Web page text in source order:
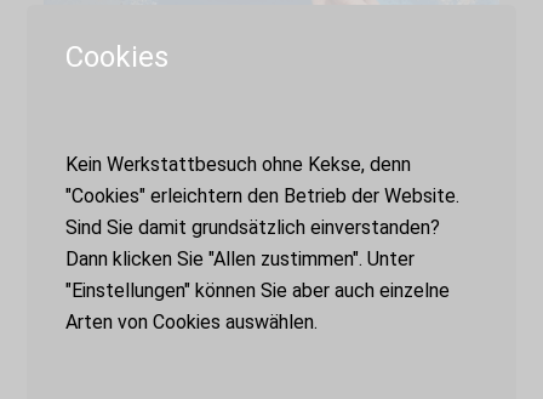
entwickelt habe, werden flügge. Sie sind
perfekt geeignet für Mitarbeiterevents, für
das Begleitprogramm von Tagungen oder
als eigenständige Fortbildungsveranstaltung
für Multiplikator*innen. Vielleicht fallen
Ihnen ja sogar noch ganz andere Anlässe
Cookies
Kein Werkstattbesuch ohne Kekse, denn
"Cookies" erleichtern den Betrieb der Website.
Sind Sie damit grundsätzlich einverstanden?
Dann klicken Sie "Allen zustimmen". Unter
"Einstellungen" können Sie aber auch einzelne
Arten von Cookies auswählen.